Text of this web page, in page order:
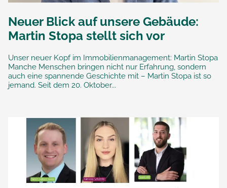
Neuer Blick auf unsere Gebäude:
Martin Stopa stellt sich vor
Unser neuer Kopf im Immobilienmanagement: Martin Stopa
Manche Menschen bringen nicht nur Erfahrung, sondern
auch eine spannende Geschichte mit – Martin Stopa ist so
jemand. Seit dem 20. Oktober...